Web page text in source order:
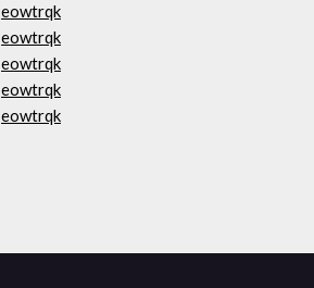
eowtrqk
eowtrqk
eowtrqk
eowtrqk
eowtrqk